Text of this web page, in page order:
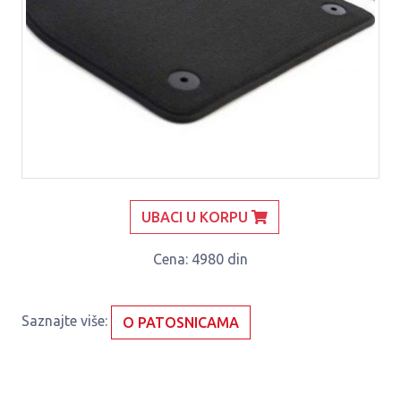
UBACI U KORPU
Cena: 4980 din
Saznajte više: O PATOSNICAMA